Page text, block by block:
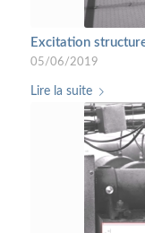
Excitation
05/06/2019
Lire la suite
Produits
Motion
Accessoires RDI
Analyse vibratoire
Etudes de cas
Contact
Politique de vie